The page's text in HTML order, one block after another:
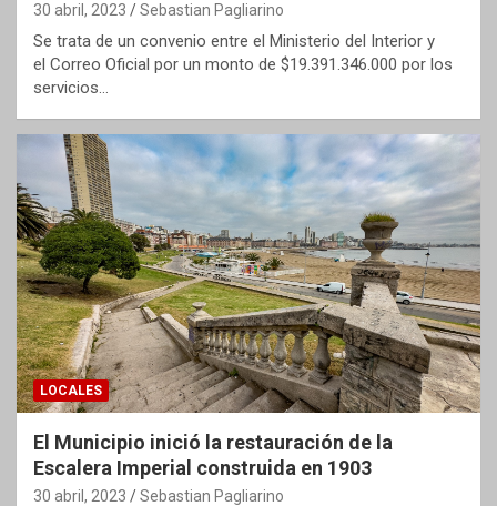
30 abril, 2023 Sebastian Pagliarino
Se trata de un convenio entre el Ministerio del Interior y
el Correo Oficial por un monto de $19.391.346.000 por los
servicios…
LOCALES
El Municipio inició la restauración de la
Escalera Imperial construida en 1903
30 abril, 2023 Sebastian Pagliarino